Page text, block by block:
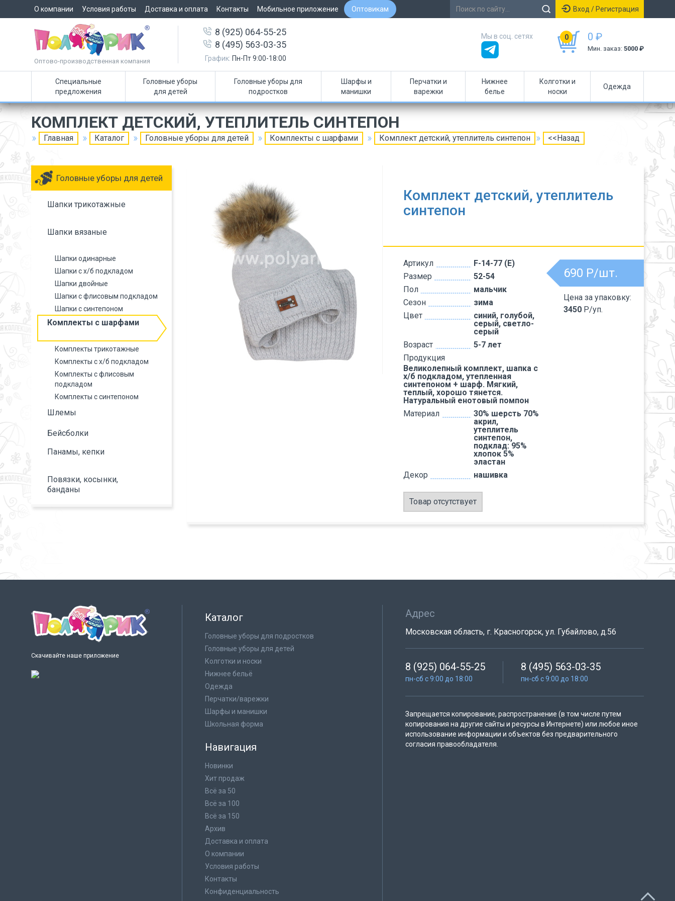
О компании Условия работы Доставка и оплата Контакты Мобильное приложение Оптовикам Вход / Регистрация
Оптово-производственная компания
8 (925) 064-55-25
8 (495) 563-03-35
График: Пн-Пт 9:00-18:00
0 0 ₽
Мин. заказ: 5000 ₽
Мы в соц. сетях
Специальные
предложения
Головные уборы
для детей
Головные уборы для
подростков
Шарфы и
манишки
Перчатки и
варежки
Нижнее
белье
Колготки и
носки
Одежда
КОМПЛЕКТ ДЕТСКИЙ, УТЕПЛИТЕЛЬ СИНТЕПОН
Главная Каталог Головные уборы для детей Комплекты с шарфами Комплект детский, утеплитель синтепон <<Назад
Головные уборы для детей
Шапки трикотажные
Шапки вязаные
Шапки одинарные
Шапки с х/б подкладом
Шапки двойные
Шапки с флисовым подкладом
Шапки с синтепоном
Комплекты с шарфами
Комплекты трикотажные
Комплекты с х/б подкладом
Комплекты с флисовым
подкладом
Комплекты с синтепоном
Шлемы
Бейсболки
Панамы, кепки
Повязки, косынки,
банданы
Комплект детский, утеплитель
синтепон
Артикул
F-14-77 (Е)
Размер
52-54
Пол
мальчик
Сезон
зима
Цвет
синий, голубой,
серый, светло-
серый
Возраст
5-7 лет
Продукция
Великолепный комплект, шапка с
х/б подкладом, утепленная
синтепоном + шарф. Мягкий,
теплый, хорошо тянется.
Натуральный енотовый помпон
Материал
30% шерсть 70%
акрил,
утеплитель
синтепон,
подклад: 95%
хлопок 5%
эластан
Декор
нашивка
690 Р/шт.
Цена за упаковку:
3450 Р/уп.
Товар отсутствует
Скачивайте наше приложение
Каталог
Головные уборы для подростков
Головные уборы для детей
Колготки и носки
Нижнее бельё
Одежда
Перчатки/варежки
Шарфы и манишки
Школьная форма
Навигация
Новинки
Хит продаж
Всё за 50
Всё за 100
Всё за 150
Архив
Доставка и оплата
О компании
Условия работы
Контакты
Конфиденциальность
Адрес
Московская область, г. Красногорск, ул. Губайлово, д.56
8 (925) 064-55-25
пн-сб с 9:00 до 18:00
8 (495) 563-03-35
пн-сб с 9:00 до 18:00
Запрещается копирование, распространение (в том числе путем
копирования на другие сайты и ресурсы в Интернете) или любое иное
использование информации и объектов без предварительного
согласия правообладателя.